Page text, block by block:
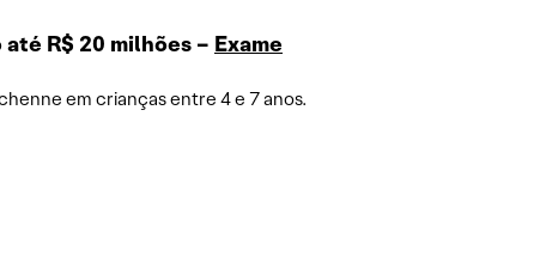
R$ 20 milhões – Exame
em crianças entre 4 e 7 anos.